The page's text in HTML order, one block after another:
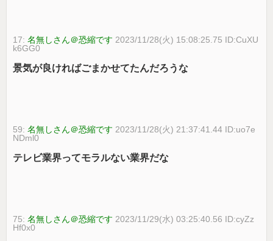
17:名無しさん＠恐縮です 2023/11/28(火) 15:08:25.75 ID:CuXU
k6GG0
景気が良ければごまかせてたんだろうな
59:名無しさん＠恐縮です 2023/11/28(火) 21:37:41.44 ID:uo7e
NDml0
テレビ業界ってモラルない業界だな
75:名無しさん＠恐縮です 2023/11/29(水) 03:25:40.56 ID:cyZz
Hf0x0